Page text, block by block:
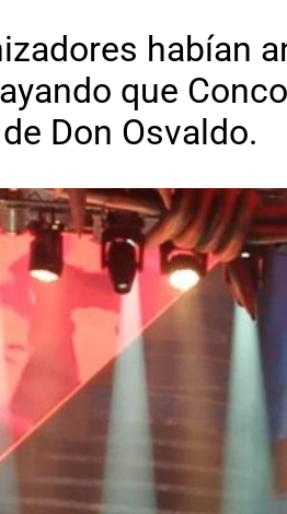
habían
que
Don Osvaldo.